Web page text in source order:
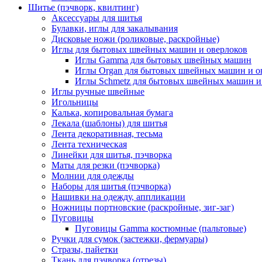
Шитье (пэчворк, квилтинг)
Аксессуары для шитья
Булавки, иглы для закалывания
Дисковые ножи (роликовые, раскройные)
Иглы для бытовых швейных машин и оверлоков
Иглы Gamma для бытовых швейных машин
Иглы Organ для бытовых швейных машин и
Иглы Schmetz для бытовых швейных машин и
Иглы ручные швейные
Игольницы
Калька, копировальная бумага
Лекала (шаблоны) для шитья
Лента декоративная, тесьма
Лента техническая
Линейки для шитья, пэчворка
Маты для резки (пэчворка)
Молнии для одежды
Наборы для шитья (пэчворка)
Нашивки на одежду, аппликации
Ножницы портновские (раскройные, зиг-заг)
Пуговицы
Пуговицы Gamma костюмные (пальтовые)
Ручки для сумок (застежки, фермуары)
Стразы, пайетки
Ткань для пэчворка (отрезы)